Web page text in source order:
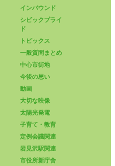
インバウンド
シビックプライ
ド
トピックス
一般質問まとめ
中心市街地
今後の思い
動画
大切な映像
太陽光発電
子育て・教育
定例会議関連
岩見沢駅関連
市役所新庁舎